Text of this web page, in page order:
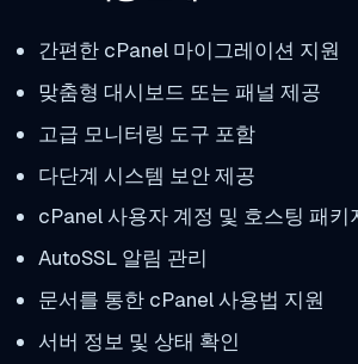
간편한 cPanel 마이그레이션 지원
맞춤형 대시보드 또는 패널 제공
고급 모니터링 도구 포함
다단계 시스템 보안 제공
cPanel 사용자 계정 및 호스팅 패키
AutoSSL 알림 관리
문서를 통한 cPanel 사용법 지원
서버 정보 및 상태 확인